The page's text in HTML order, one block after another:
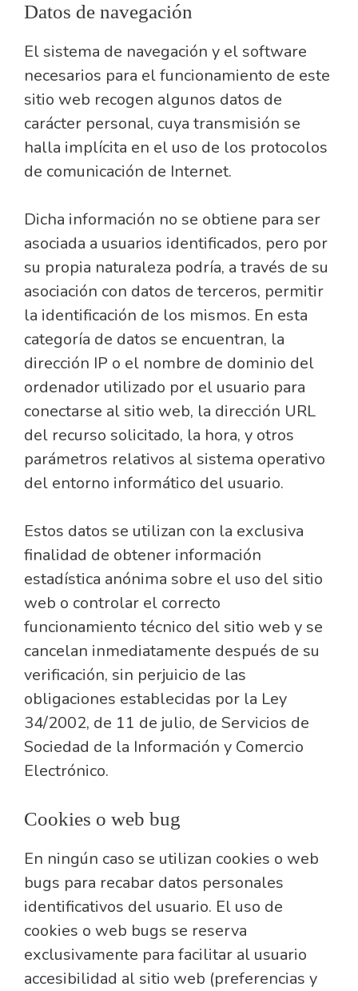
Datos de navegación
El sistema de navegación y el software
necesarios para el funcionamiento de este
sitio web recogen algunos datos de
carácter personal, cuya transmisión se
halla implícita en el uso de los protocolos
de comunicación de Internet.
Dicha información no se obtiene para ser
asociada a usuarios identificados, pero por
su propia naturaleza podría, a través de su
asociación con datos de terceros, permitir
la identificación de los mismos. En esta
categoría de datos se encuentran, la
dirección IP o el nombre de dominio del
ordenador utilizado por el usuario para
conectarse al sitio web, la dirección URL
del recurso solicitado, la hora, y otros
parámetros relativos al sistema operativo
del entorno informático del usuario.
Estos datos se utilizan con la exclusiva
finalidad de obtener información
estadística anónima sobre el uso del sitio
web o controlar el correcto
funcionamiento técnico del sitio web y se
cancelan inmediatamente después de su
verificación, sin perjuicio de las
obligaciones establecidas por la Ley
34/2002, de 11 de julio, de Servicios de
Sociedad de la Información y Comercio
Electrónico.
Cookies o web bug
En ningún caso se utilizan cookies o web
bugs para recabar datos personales
identificativos del usuario. El uso de
cookies o web bugs se reserva
exclusivamente para facilitar al usuario
accesibilidad al sitio web (preferencias y